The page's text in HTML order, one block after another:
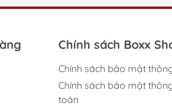
Chính sách Boxx
Chính sách bảo mật
Chính sách bảo mật
toán